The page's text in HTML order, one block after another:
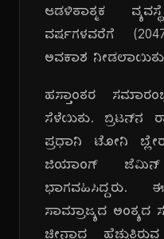
ಆಡಳಿತಾತ್ಮಕ
ವರ್ಷಗಳವರೆಗೆ
ಅವಕಾಶ
ಹಸ್ತಾಂತರ
ಸೆಳೆಯಿತು. ಬ್ರಿಟನ್‌ನ
ಪ್ರಧಾನಿ ಟೋನಿ
ಜಿಯಾಂಗ್ ಜೆಮಿನ್
ಭಾಗವಹಿಸಿದ್ದರು.
ಸಾಮ್ರಾಜ್ಯದ ಅಂತ್ಯದ